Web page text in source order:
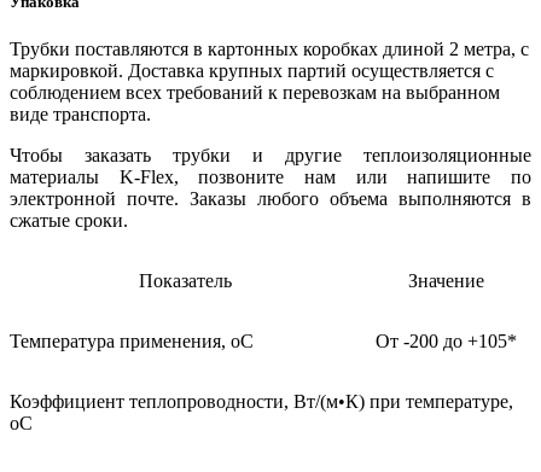
Трубки поставляются в картонных коробках длиной 2 метра, с
маркировкой. Доставка крупных партий осуществляется с
соблюдением всех требований к перевозкам на выбранном
виде транспорта.
Чтобы заказать трубки и другие теплоизоляционные
материалы K-Flex, позвоните нам или напишите по
электронной почте. Заказы любого объема выполняются в
сжатые сроки.
Показатель Значение
Температура применения, oC От -200 до +105*
Коэффициент теплопроводности, Вт/(м•К) при температуре,
оС